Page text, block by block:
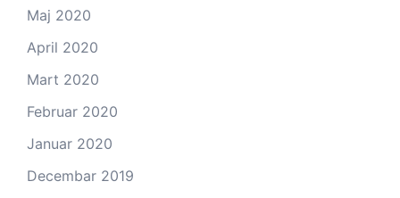
Maj 2020
April 2020
Mart 2020
Februar 2020
Januar 2020
Decembar 2019